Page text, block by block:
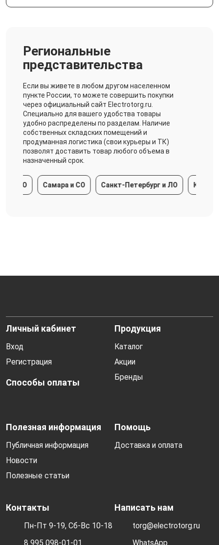
Региональные
представительства
Если вы живете в любом другом населенном
пункте России, то можете совершить покупки
через официальный сайт Electrotorg.ru.
Специально для вашего удобства товары
удобно распределены по разделам. Наличие
собственных складских помещений и
продуманная логистика (свои курьеры и ТК)
позволят доставить товар любого объема в
назначенный срок.
Самара и СО Санкт-Петербург и ЛО
Личный кабинет
Вход
Регистрация
Способы оплаты
Продукция
Каталог
Акции
Бренды
Полезная информация
Публичная информация
Новости
Полезные статьи
Помощь
Доставка и оплата
Контакты
Пн-Пт 9-19, Сб-Вс 10-18
8 995 098-01-01
Написать нам
torg@electrotorg.ru
WhatsApp